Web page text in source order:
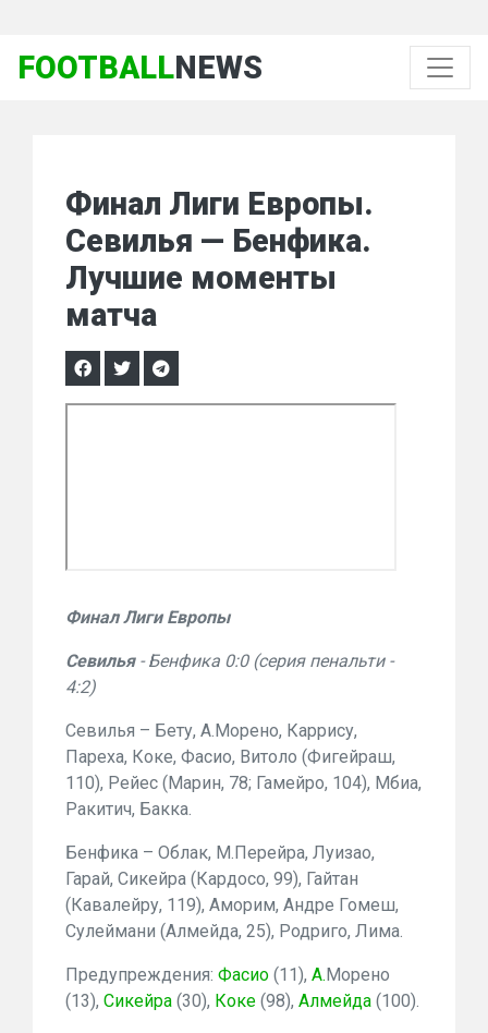
FOOTBALLNEWS
Финал Лиги Европы.
Севилья — Бенфика.
Лучшие моменты
матча
Финал Лиги Европы
Севилья- Бенфика 0:0 (серия пенальти -
4:2)
Севилья – Бету, А.Морено, Каррису,
Пареха, Коке, Фасио, Витоло (Фигейраш,
110), Рейес (Марин, 78; Гамейро, 104), Мбиа,
Ракитич, Бакка.
Бенфика – Облак, М.Перейра, Луизао,
Гарай, Сикейра (Кардосо, 99), Гайтан
(Кавалейру, 119), Аморим, Андре Гомеш,
Сулеймани (Алмейда, 25), Родриго, Лима.
Предупреждения: Фасио (11), А.Морено
(13), Сикейра (30), Коке (98), Алмейда (100).